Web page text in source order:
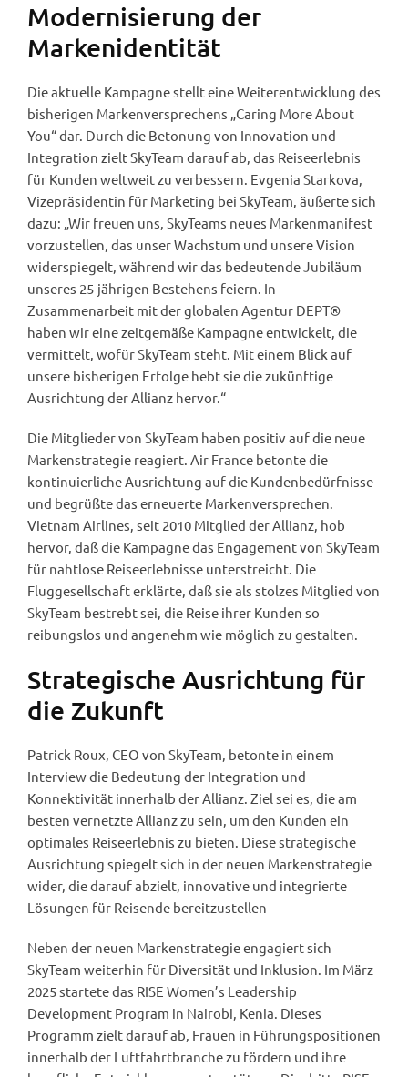
Modernisierung der
Markenidentität
Die aktuelle Kampagne stellt eine Weiterentwicklung des
bisherigen Markenversprechens „Caring More About
You“ dar. Durch die Betonung von Innovation und
Integration zielt SkyTeam darauf ab, das Reiseerlebnis
für Kunden weltweit zu verbessern. Evgenia Starkova,
Vizepräsidentin für Marketing bei SkyTeam, äußerte sich
dazu: „Wir freuen uns, SkyTeams neues Markenmanifest
vorzustellen, das unser Wachstum und unsere Vision
widerspiegelt, während wir das bedeutende Jubiläum
unseres 25-jährigen Bestehens feiern. In
Zusammenarbeit mit der globalen Agentur DEPT®
haben wir eine zeitgemäße Kampagne entwickelt, die
vermittelt, wofür SkyTeam steht. Mit einem Blick auf
unsere bisherigen Erfolge hebt sie die zukünftige
Ausrichtung der Allianz hervor.“
Die Mitglieder von SkyTeam haben positiv auf die neue
Markenstrategie reagiert. Air France betonte die
kontinuierliche Ausrichtung auf die Kundenbedürfnisse
und begrüßte das erneuerte Markenversprechen.
Vietnam Airlines, seit 2010 Mitglied der Allianz, hob
hervor, daß die Kampagne das Engagement von SkyTeam
für nahtlose Reiseerlebnisse unterstreicht. Die
Fluggesellschaft erklärte, daß sie als stolzes Mitglied von
SkyTeam bestrebt sei, die Reise ihrer Kunden so
reibungslos und angenehm wie möglich zu gestalten.
Strategische Ausrichtung für
die Zukunft
Patrick Roux, CEO von SkyTeam, betonte in einem
Interview die Bedeutung der Integration und
Konnektivität innerhalb der Allianz. Ziel sei es, die am
besten vernetzte Allianz zu sein, um den Kunden ein
optimales Reiseerlebnis zu bieten. Diese strategische
Ausrichtung spiegelt sich in der neuen Markenstrategie
wider, die darauf abzielt, innovative und integrierte
Lösungen für Reisende bereitzustellen
Neben der neuen Markenstrategie engagiert sich
SkyTeam weiterhin für Diversität und Inklusion. Im März
2025 startete das RISE Women’s Leadership
Development Program in Nairobi, Kenia. Dieses
Programm zielt darauf ab, Frauen in Führungspositionen
innerhalb der Luftfahrtbranche zu fördern und ihre